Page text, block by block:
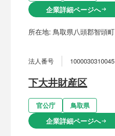
企業詳細ページへarrow_right_alt
所在地: 鳥取県八頭郡智頭町
法人番号 1000030310045
下大井財産区
官公庁 鳥取県
企業詳細ページへarrow_right_alt